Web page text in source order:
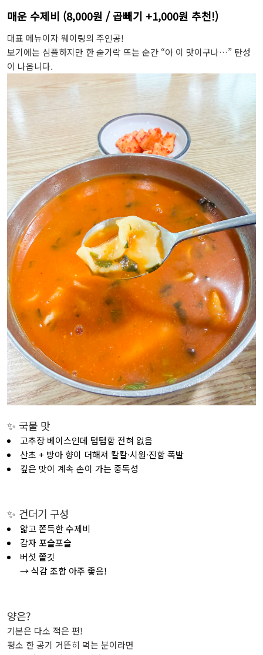
매운 수제비 (8,000원 / 곱빼기 +1,000원 추천!)
대표 메뉴이자 웨이팅의 주인공!
보기에는 심플하지만 한 숟가락 뜨는 순간 “아 이 맛이구나…” 탄성
이 나옵니다.
✨ 국물 맛
고추장 베이스인데 텁텁함 전혀 없음
산초 + 방아 향이 더해져 칼칼·시원·진함 폭발
깊은 맛이 계속 손이 가는 중독성
✨ 건더기 구성
얇고 쫀득한 수제비
감자 포슬포슬
버섯 쫄깃
→ 식감 조합 아주 좋음!
양은?
기본은 다소 적은 편!
평소 한 공기 거뜬히 먹는 분이라면